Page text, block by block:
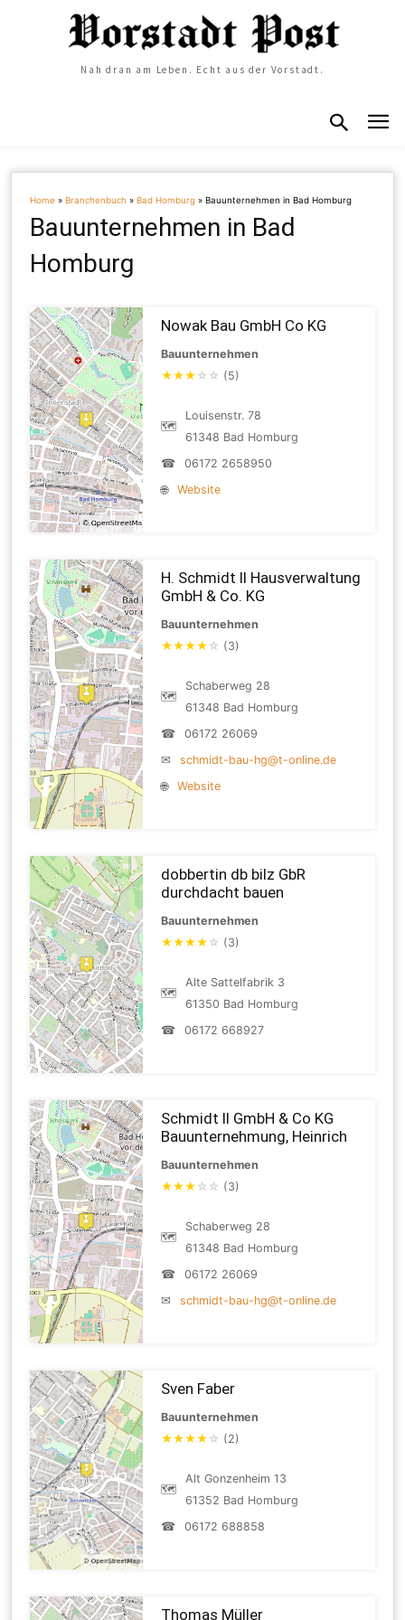
Nah dran am Leben. Echt aus der Vorstadt.
Home »Branchenbuch »Bad Homburg »Bauunternehmen in Bad Homburg
Bauunternehmen in Bad
Homburg
Nowak Bau GmbH Co KG
Bauunternehmen
★★★ ☆ ☆ (5)
🗺
Louisenstr. 78
61348 Bad Homburg
☎
06172 2658950
🌐
Website
H. Schmidt II Hausverwaltung
GmbH & Co. KG
Bauunternehmen
★★★★ ☆ (3)
🗺
Schaberweg 28
61348 Bad Homburg
☎
06172 26069
✉
schmidt-bau-hg@t-online.de
🌐
Website
dobbertin db bilz GbR
durchdacht bauen
Bauunternehmen
★★★★ ☆ (3)
🗺
Alte Sattelfabrik 3
61350 Bad Homburg
☎
06172 668927
Schmidt II GmbH & Co KG
Bauunternehmung, Heinrich
Bauunternehmen
★★★ ☆ ☆ (3)
🗺
Schaberweg 28
61348 Bad Homburg
☎
06172 26069
✉
schmidt-bau-hg@t-online.de
Sven Faber
Bauunternehmen
★★★★ ☆ (2)
🗺
Alt Gonzenheim 13
61352 Bad Homburg
☎
06172 688858
Thomas Müller